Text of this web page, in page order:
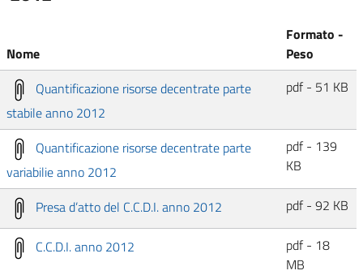
Nome
Formato -
Peso
Quantificazione risorse decentrate parte
stabile anno 2012
pdf - 51 KB
Quantificazione risorse decentrate parte
variabilie anno 2012
pdf - 139
KB
Presa d’atto del C.C.D.I. anno 2012 pdf - 92 KB
C.C.D.I. anno 2012
pdf - 18
MB